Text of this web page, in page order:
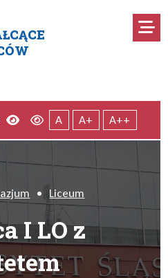
LO z
Wersja kontrastowa
Wersja domyślna
A A+ A++
• Liceum
I LO z